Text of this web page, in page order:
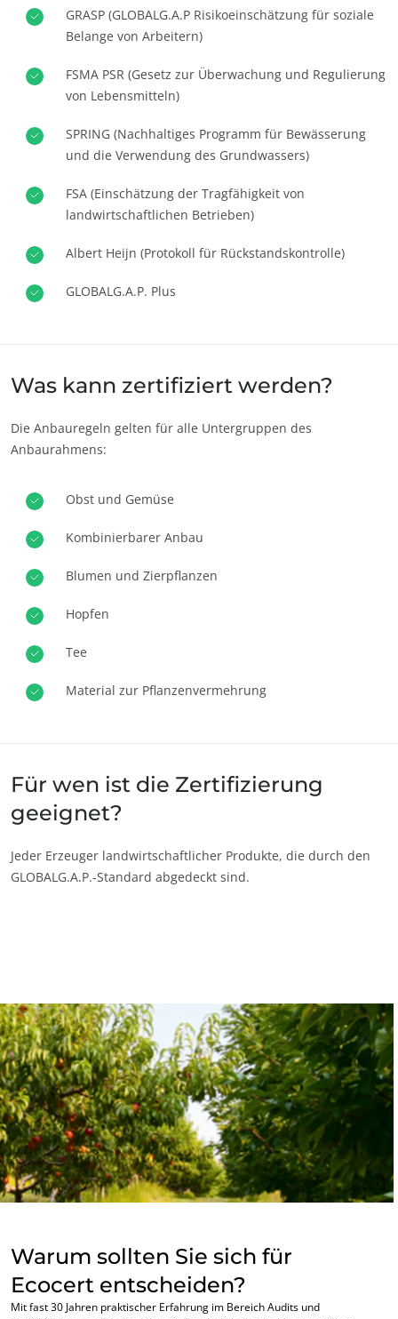
UNSERE GESCHÄFTSBEREICHE
Food - Verarbeitung & Handel
Kosmetik
Wald und Holz
Haushaltsprodukte
Inputs
GRASP (GLOBALG.A.P Risikoeinschätzung für soziale
Belange von Arbeitern)
FSMA PSR (Gesetz zur Überwachung und Regulierung
von Lebensmitteln)
SPRING (Nachhaltiges Programm für Bewässerung
und die Verwendung des Grundwassers)
FSA (Einschätzung der Tragfähigkeit von
landwirtschaftlichen Betrieben)
Albert Heijn (Protokoll für Rückstandskontrolle)
GLOBALG.A.P. Plus
Was kann zertifiziert werden?
Die Anbauregeln gelten für alle Untergruppen des
Anbaurahmens:
Obst und Gemüse
Kombinierbarer Anbau
Blumen und Zierpflanzen
Hopfen
Tee
Material zur Pflanzenvermehrung
Für wen ist die Zertifizierung
geeignet?
Jeder Erzeuger landwirtschaftlicher Produkte, die durch den
GLOBALG.A.P.-Standard abgedeckt sind.
Warum sollten Sie sich für
Ecocert entscheiden?
Mit fast 30 Jahren praktischer Erfahrung im Bereich Audits und